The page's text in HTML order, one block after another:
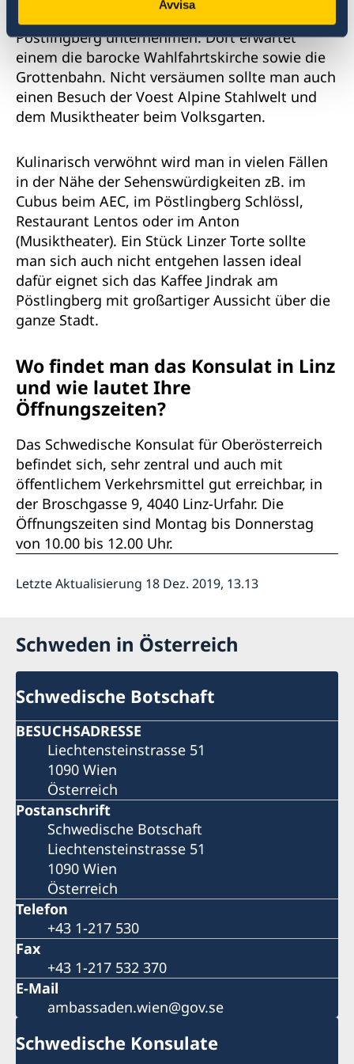
Avvisa
bequem mit der Bergbahn eine Fahrt auf den
Pöstlingberg unternehmen. Dort erwartet
einem die barocke Wahlfahrtskirche sowie die
Grottenbahn. Nicht versäumen sollte man auch
einen Besuch der Voest Alpine Stahlwelt und
dem Musiktheater beim Volksgarten.
Kulinarisch verwöhnt wird man in vielen Fällen
in der Nähe der Sehenswürdigkeiten zB. im
Cubus beim AEC, im Pöstlingberg Schlössl,
Restaurant Lentos oder im Anton
(Musiktheater). Ein Stück Linzer Torte sollte
man sich auch nicht entgehen lassen ideal
dafür eignet sich das Kaffee Jindrak am
Pöstlingberg mit großartiger Aussicht über die
ganze Stadt.
Wo findet man das Konsulat in Linz
und wie lautet Ihre
Öffnungszeiten?
Das Schwedische Konsulat für Oberösterreich
befindet sich, sehr zentral und auch mit
öffentlichem Verkehrsmittel gut erreichbar, in
der Broschgasse 9, 4040 Linz-Urfahr. Die
Öffnungszeiten sind Montag bis Donnerstag
von 10.00 bis 12.00 Uhr.
Letzte Aktualisierung 18 Dez. 2019, 13.13
Schweden in Österreich
Schwedische Botschaft
BESUCHSADRESSE
Liechtensteinstrasse 51
1090 Wien
Österreich
Postanschrift
Schwedische Botschaft
Liechtensteinstrasse 51
1090 Wien
Österreich
Telefon
+43 1-217 530
Fax
+43 1-217 532 370
E-Mail
ambassaden.wien@gov.se
Schwedische Konsulate